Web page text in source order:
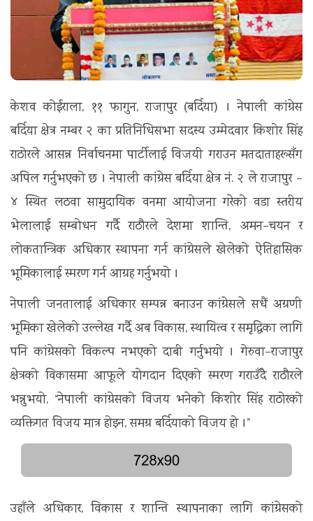
केशव कोईराला, ११ फागुन, राजापुर (बर्दिया) । नेपाली कांग्रेस
बर्दिया क्षेत्र नम्बर २ का प्रतिनिधिसभा सदस्य उम्मेदवार किशोर सिंह
राठोरले आसन्न निर्वाचनमा पार्टीलाई विजयी गराउन मतदाताहरूसँग
अपिल गर्नुभएको छ । नेपाली कांग्रेस बर्दिया क्षेत्र नं. २ ले राजापुर –
४ स्थित लठवा सामुदायिक वनमा आयोजना गरेको वडा स्तरीय
भेलालाई सम्बोधन गर्दै राठौरले देशमा शान्ति, अमन–चयन र
लोकतान्त्रिक अधिकार स्थापना गर्न कांग्रेसले खेलेको ऐतिहासिक
भूमिकालाई स्मरण गर्न आग्रह गर्नुभयो ।
नेपाली जनतालाई अधिकार सम्पन्न बनाउन कांग्रेसले सधैं अग्रणी
भूमिका खेलेको उल्लेख गर्दै अब विकास, स्थायित्व र समृद्धिका लागि
पनि कांग्रेसको विकल्प नभएको दाबी गर्नुभयो । गेरुवा–राजापुर
क्षेत्रको विकासमा आफूले योगदान दिएको स्मरण गराउँदै राठौरले
भन्नुभयो, “नेपाली कांग्रेसको विजय भनेको किशोर सिंह राठोरको
व्यक्तिगत विजय मात्र होइन, समग्र बर्दियाको विजय हो ।”
उहाँले अधिकार, विकास र शान्ति स्थापनाका लागि कांग्रेसको